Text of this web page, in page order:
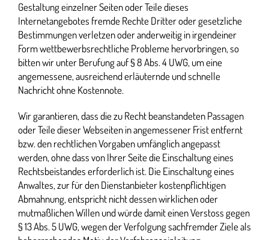
Gestaltung einzelner Seiten oder Teile dieses
Internetangebotes fremde Rechte Dritter oder gesetzliche
Bestimmungen verletzen oder anderweitig in irgendeiner
Form wettbewerbsrechtliche Probleme hervorbringen, so
bitten wir unter Berufung auf § 8 Abs. 4 UWG, um eine
angemessene, ausreichend erläuternde und schnelle
Nachricht ohne Kostennote.
Wir garantieren, dass die zu Recht beanstandeten Passagen
oder Teile dieser Webseiten in angemessener Frist entfernt
bzw. den rechtlichen Vorgaben umfänglich angepasst
werden, ohne dass von Ihrer Seite die Einschaltung eines
Rechtsbeistandes erforderlich ist. Die Einschaltung eines
Anwaltes, zur für den Dienstanbieter kostenpflichtigen
Abmahnung, entspricht nicht dessen wirklichen oder
mutmaßlichen Willen und würde damit einen Verstoss gegen
§ 13 Abs. 5 UWG, wegen der Verfolgung sachfremder Ziele als